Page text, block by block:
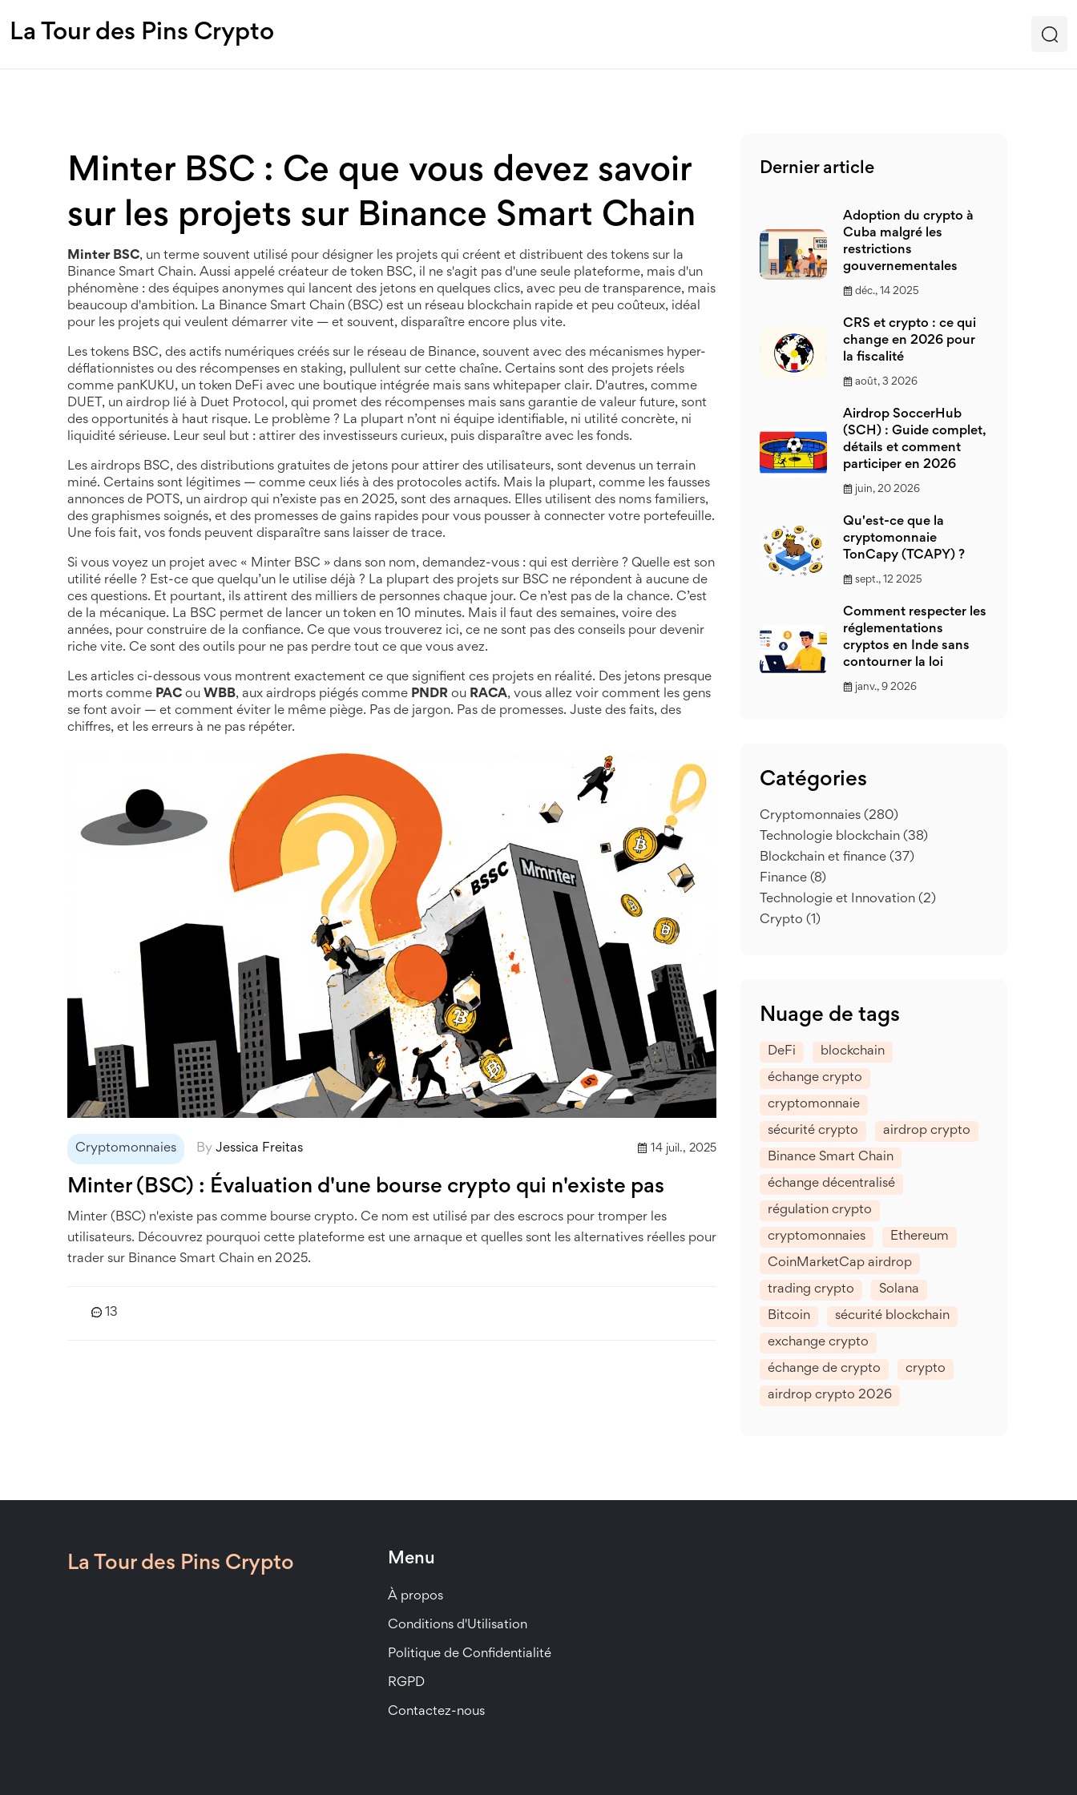
La Tour des Pins Crypto
Minter BSC : Ce que vous devez savoir
sur les projets sur Binance Smart Chain
Minter BSC, un terme souvent utilisé pour désigner les projets qui créent et distribuent des tokens sur la
Binance Smart Chain. Aussi appelé créateur de token BSC, il ne s'agit pas d'une seule plateforme, mais d'un
phénomène : des équipes anonymes qui lancent des jetons en quelques clics, avec peu de transparence, mais
beaucoup d'ambition. La Binance Smart Chain (BSC) est un réseau blockchain rapide et peu coûteux, idéal
pour les projets qui veulent démarrer vite — et souvent, disparaître encore plus vite.
Les tokens BSC, des actifs numériques créés sur le réseau de Binance, souvent avec des mécanismes hyper-
déflationnistes ou des récompenses en staking, pullulent sur cette chaîne. Certains sont des projets réels
comme panKUKU, un token DeFi avec une boutique intégrée mais sans whitepaper clair. D'autres, comme
DUET , un airdrop lié à Duet Protocol, qui promet des récompenses mais sans garantie de valeur future, sont
des opportunités à haut risque. Le problème ? La plupart n’ont ni équipe identifiable, ni utilité concrète, ni
liquidité sérieuse. Leur seul but : attirer des investisseurs curieux, puis disparaître avec les fonds.
Les airdrops BSC, des distributions gratuites de jetons pour attirer des utilisateurs, sont devenus un terrain
miné. Certains sont légitimes — comme ceux liés à des protocoles actifs. Mais la plupart, comme les fausses
annonces de POTS, un airdrop qui n’existe pas en 2025, sont des arnaques. Elles utilisent des noms familiers,
des graphismes soignés, et des promesses de gains rapides pour vous pousser à connecter votre portefeuille.
Une fois fait, vos fonds peuvent disparaître sans laisser de trace.
Si vous voyez un projet avec « Minter BSC » dans son nom, demandez-vous : qui est derrière ? Quelle est son
utilité réelle ? Est-ce que quelqu’un le utilise déjà ? La plupart des projets sur BSC ne répondent à aucune de
ces questions. Et pourtant, ils attirent des milliers de personnes chaque jour. Ce n’est pas de la chance. C’est
de la mécanique. La BSC permet de lancer un token en 10 minutes. Mais il faut des semaines, voire des
années, pour construire de la confiance. Ce que vous trouverez ici, ce ne sont pas des conseils pour devenir
riche vite. Ce sont des outils pour ne pas perdre tout ce que vous avez.
Les articles ci-dessous vous montrent exactement ce que signifient ces projets en réalité. Des jetons presque
morts comme PAC ou WBB, aux airdrops piégés comme PNDR ou RACA, vous allez voir comment les gens
se font avoir — et comment éviter le même piège. Pas de jargon. Pas de promesses. Juste des faits, des
chiffres, et les erreurs à ne pas répéter.
Cryptomonnaies By Jessica Freitas 14 juil., 2025
Minter (BSC) : Évaluation d'une bourse crypto qui n'existe pas
Minter (BSC) n'existe pas comme bourse crypto. Ce nom est utilisé par des escrocs pour tromper les
utilisateurs. Découvrez pourquoi cette plateforme est une arnaque et quelles sont les alternatives réelles pour
trader sur Binance Smart Chain en 2025.
13
Dernier article
Adoption du crypto à
Cuba malgré les
restrictions
gouvernementales
déc., 14 2025
CRS et crypto : ce qui
change en 2026 pour
la fiscalité
août, 3 2026
Airdrop SoccerHub
(SCH) : Guide complet,
détails et comment
participer en 2026
juin, 20 2026
Qu'est-ce que la
cryptomonnaie
TonCapy (TCAPY) ?
sept., 12 2025
Comment respecter les
réglementations
cryptos en Inde sans
contourner la loi
janv., 9 2026
Catégories
Cryptomonnaies (280)
Technologie blockchain (38)
Blockchain et finance (37)
Finance (8)
Technologie et Innovation (2)
Crypto (1)
Nuage de tags
DeFi blockchain
échange crypto
cryptomonnaie
sécurité crypto airdrop crypto
Binance Smart Chain
échange décentralisé
régulation crypto
cryptomonnaies Ethereum
CoinMarketCap airdrop
trading crypto Solana
Bitcoin sécurité blockchain
exchange crypto
échange de crypto crypto
airdrop crypto 2026
La Tour des Pins Crypto Menu
À propos
Conditions d'Utilisation
Politique de Confidentialité
RGPD
Contactez-nous